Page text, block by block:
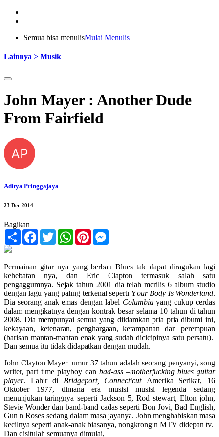
Semua bisa menulisMulai Menulis
Lainnya > Musik
John Mayer : Another Dude
From Fairfield
AP
Aditya Pringgajaya
23 Dec 2014
Bagikan
Share FacebookTwitterWhatsApp
Pinterest
Permainan gitar nya yang berbau Blues tak dapat diragukan lagi
kehebatan nya, dan Eric Clapton termasuk salah satu
pengaggumnya. Sejak tahun 2001 dia telah merilis 6 album studio
dengan lagu yang paling terkenal seperti Your Body Is Wonderland.
Dia seorang anak emas dengan label Columbiayang cukup cerdas
dalam mengikatnya dengan kontrak besar selama 10 tahun di tahun
2008. Dia mempunyai semua yang diidamkan pria pria dibumi ini,
kekayaan, ketenaran, penghargaan, ketampanan dan perempuan
(barisan mantan-mantan enak yang sudah dicicipinya satu persatu).
Dan semua itu tidak didapatkan dengan mudah.
John Clayton Mayer umur 37 tahun adalah seorang penyanyi, song
writer, part time playboy dan bad-ass –motherfucking blues guitar
player. Lahir di Bridgeport, ConnecticutAmerika Serikat, 16
Oktober 1977, dimana era musisi musisi legenda sedang
menunjukan taringnya seperti Jackson 5, Rod stewart, Elton john,
Stevie Wonder dan band-band cadas seperti Bon Jovi, Bad English,
Gun n Roses sedang dalam masa jayanya. John menghabiskan masa
kecilnya seperti anak-anak biasanya, nongkrongin MTV didepan tv.
Dan disitulah semuanya dimulai,